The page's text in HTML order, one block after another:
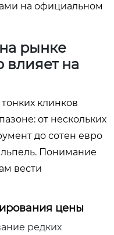
на официальном
рынке
влияет на
клинков
от нескольких
до сотен евро
Понимание
вести
цены
редких